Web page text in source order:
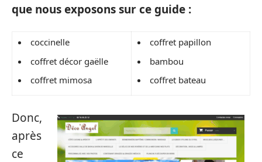
que nous exposons sur ce guide :
coccinelle
coffret décor gaëlle
coffret mimosa
coffret papillon
bambou
coffret bateau
Donc,
après
ce